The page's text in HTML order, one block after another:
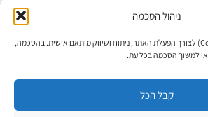
ניהול הסכמה
אנו משתמשים בעוגיות (Cookies) לצורך הפעלת האתר, ניתוח ושיווק מותאם אישית. בהסכמה,
או למשוך הסכמה בכל עת.
קבל הכל
רחביה, ירושלים